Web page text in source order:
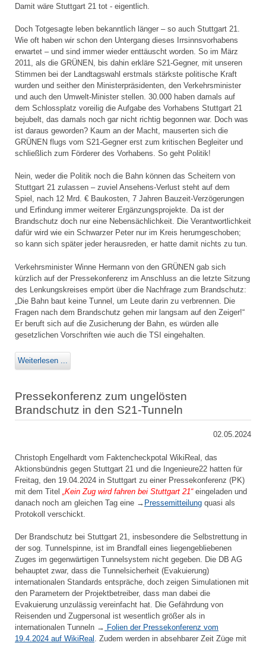
Damit wäre Stuttgart 21 tot - eigentlich.
Doch Totgesagte leben bekanntlich länger – so auch Stuttgart 21.
Wie oft haben wir schon den Untergang dieses Irrsinnsvorhabens
erwartet – und sind immer wieder enttäuscht worden. So im März
2011, als die GRÜNEN, bis dahin erkläre S21-Gegner, mit unseren
Stimmen bei der Landtagswahl erstmals stärkste politische Kraft
wurden und seither den Ministerpräsidenten, den Verkehrsminister
und auch den Umwelt-Minister stellen. 30.000 haben damals auf
dem Schlossplatz voreilig die Aufgabe des Vorhabens Stuttgart 21
bejubelt, das damals noch gar nicht richtig begonnen war. Doch was
ist daraus geworden? Kaum an der Macht, mauserten sich die
GRÜNEN flugs vom S21-Gegner erst zum kritischen Begleiter und
schließlich zum Förderer des Vorhabens. So geht Politik!
Nein, weder die Politik noch die Bahn können das Scheitern von
Stuttgart 21 zulassen – zuviel Ansehens-Verlust steht auf dem
Spiel, nach 12 Mrd. € Baukosten, 7 Jahren Bauzeit-Verzögerungen
und Erfindung immer weiterer Ergänzungsprojekte. Da ist der
Brandschutz doch nur eine Nebensächlichkeit. Die Verantwortlichkeit
dafür wird wie ein Schwarzer Peter nur im Kreis herumgeschoben;
so kann sich später jeder herausreden, er hatte damit nichts zu tun.
Verkehrsminister Winne Hermann von den GRÜNEN gab sich
kürzlich auf der Pressekonferenz im Anschluss an die letzte Sitzung
des Lenkungskreises empört über die Nachfrage zum Brandschutz:
„Die Bahn baut keine Tunnel, um Leute darin zu verbrennen. Die
Fragen nach dem Brandschutz gehen mir langsam auf den Zeiger!“
Er beruft sich auf die Zusicherung der Bahn, es würden alle
gesetzlichen Vorschriften wie auch die TSI eingehalten.
Weiterlesen ...
Pressekonferenz zum ungelösten
Brandschutz in den S21-Tunneln
02.05.2024
Christoph Engelhardt vom Faktencheckpotal WikiReal, das
Aktionsbündnis gegen Stuttgart 21 und die Ingenieure22 hatten für
Freitag, den 19.04.2024 in Stuttgart zu einer Pressekonferenz (PK)
mit dem Titel „Kein Zug wird fahren bei Stuttgart 21“eingeladen und
danach noch am gleichen Tag eine → Pressemitteilung quasi als
Protokoll verschickt.
Der Brandschutz bei Stuttgart 21, insbesondere die Selbstrettung in
der sog. Tunnelspinne, ist im Brandfall eines liegengebliebenen
Zuges im gegenwärtigen Tunnelsystem nicht gegeben. Die DB AG
behauptet zwar, dass die Tunnelsicherheit (Evakuierung)
internationalen Standards entspräche, doch zeigen Simulationen mit
den Parametern der Projektbetreiber, dass man dabei die
Evakuierung unzulässig vereinfacht hat. Die Gefährdung von
Reisenden und Zugpersonal ist wesentlich größer als in
internationalen Tunneln → Folien der Pressekonferenz vom
19.4.2024 auf WikiReal . Zudem werden in absehbarer Zeit Züge mit